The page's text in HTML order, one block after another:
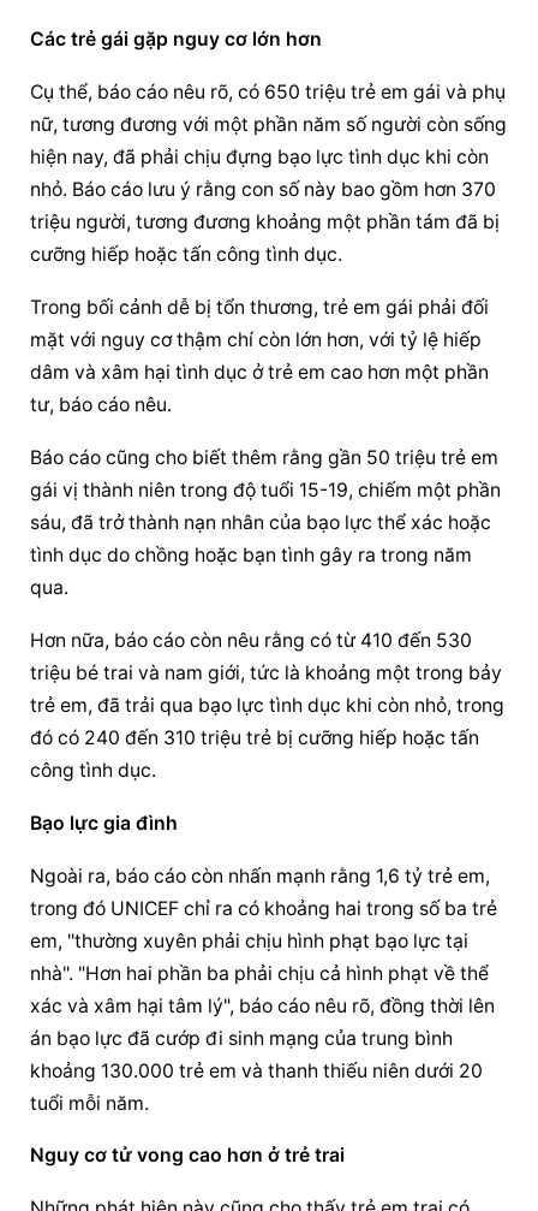
Các trẻ gái gặp nguy cơ lớn hơn
Cụ thể, báo cáo nêu rõ, có 650 triệu trẻ em gái và phụ
nữ, tương đương với một phần năm số người còn sống
hiện nay, đã phải chịu đựng bạo lực tình dục khi còn
nhỏ. Báo cáo lưu ý rằng con số này bao gồm hơn 370
triệu người, tương đương khoảng một phần tám đã bị
cưỡng hiếp hoặc tấn công tình dục.
Trong bối cảnh dễ bị tổn thương, trẻ em gái phải đối
mặt với nguy cơ thậm chí còn lớn hơn, với tỷ lệ hiếp
dâm và xâm hại tình dục ở trẻ em cao hơn một phần
tư, báo cáo nêu.
Báo cáo cũng cho biết thêm rằng gần 50 triệu trẻ em
gái vị thành niên trong độ tuổi 15-19, chiếm một phần
sáu, đã trở thành nạn nhân của bạo lực thể xác hoặc
tình dục do chồng hoặc bạn tình gây ra trong năm
qua.
Hơn nữa, báo cáo còn nêu rằng có từ 410 đến 530
triệu bé trai và nam giới, tức là khoảng một trong bảy
trẻ em, đã trải qua bạo lực tình dục khi còn nhỏ, trong
đó có 240 đến 310 triệu trẻ bị cưỡng hiếp hoặc tấn
công tình dục.
Bạo lực gia đình
Ngoài ra, báo cáo còn nhấn mạnh rằng 1,6 tỷ trẻ em,
trong đó UNICEF chỉ ra có khoảng hai trong số ba trẻ
em, "thường xuyên phải chịu hình phạt bạo lực tại
nhà". "Hơn hai phần ba phải chịu cả hình phạt về thể
xác và xâm hại tâm lý", báo cáo nêu rõ, đồng thời lên
án bạo lực đã cướp đi sinh mạng của trung bình
khoảng 130.000 trẻ em và thanh thiếu niên dưới 20
tuổi mỗi năm.
Nguy cơ tử vong cao hơn ở trẻ trai